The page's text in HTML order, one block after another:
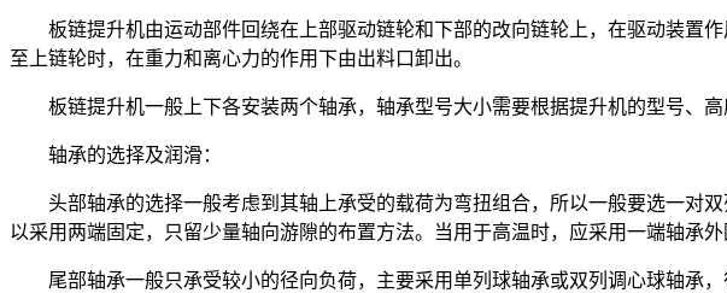
板链提升机由运动部件回绕在上部驱动链轮和下部的改向链轮上，在驱动装置
至上链轮时，在重力和离心力的作用下由出料口卸出。
板链提升机一般上下各安装两个轴承，轴承型号大小需要根据提升机的型号、
轴承的选择及润滑：
头部轴承的选择一般考虑到其轴上承受的载荷为弯扭组合，所以一般要选一对
以采用两端固定，只留少量轴向游隙的布置方法。当用于高温时，应采用一端轴承外
尾部轴承一般只承受较小的径向负荷，主要采用单列球轴承或双列调心球轴承